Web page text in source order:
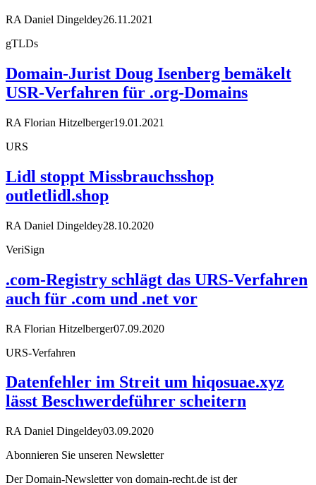
RA Daniel Dingeldey26.11.2021
gTLDs
Domain-Jurist Doug Isenberg bemäkelt
USR-Verfahren für .org-Domains
RA Florian Hitzelberger19.01.2021
URS
Lidl stoppt Missbrauchsshop
outletlidl.shop
RA Daniel Dingeldey28.10.2020
VeriSign
.com-Registry schlägt das URS-Verfahren
auch für .com und .net vor
RA Florian Hitzelberger07.09.2020
URS-Verfahren
Datenfehler im Streit um hiqosuae.xyz
lässt Beschwerdeführer scheitern
RA Daniel Dingeldey03.09.2020
Abonnieren Sie unseren Newsletter
Der Domain-Newsletter von domain-recht.de ist der